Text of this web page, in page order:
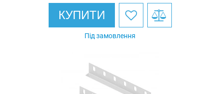
КУПИТИ
Під замовлення